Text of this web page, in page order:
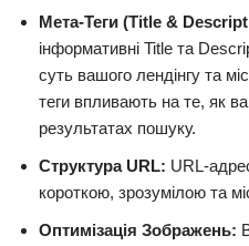
Мета-Теги (Title &
інформативні Title та
суть вашого лендінгу та
теги впливають на те, як
результатах пошуку.
Структура URL: URL-
короткою, зрозумілою та
Оптимізація Зображень: